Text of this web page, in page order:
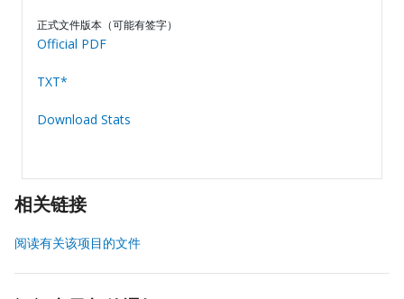
正式文件版本（可能有签字）
Official PDF
TXT*
Download Stats
相关链接
阅读有关该项目的文件